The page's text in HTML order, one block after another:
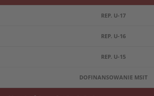
REP. U-17
REP. U-16
REP. U-15
DOFINANSOWANIE MSIT